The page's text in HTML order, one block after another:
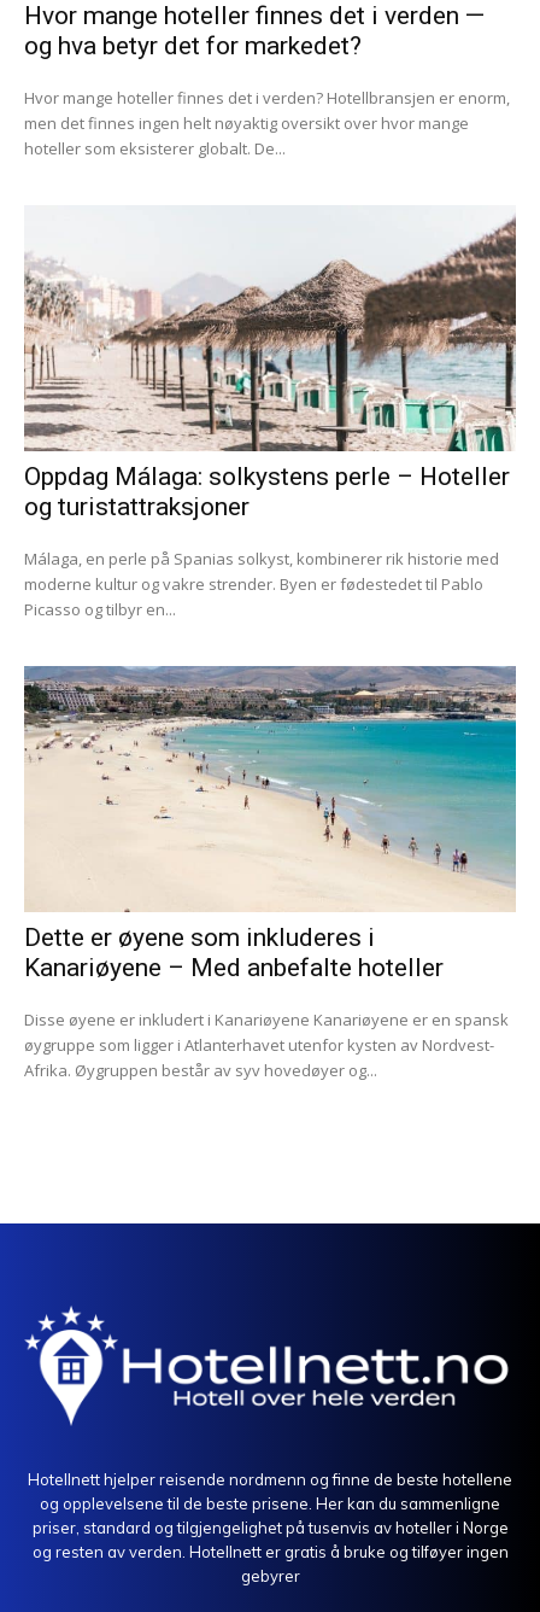
Hvor mange hoteller finnes det i verden —
og hva betyr det for markedet?
Hvor mange hoteller finnes det i verden? Hotellbransjen er enorm,
men det finnes ingen helt nøyaktig oversikt over hvor mange
hoteller som eksisterer globalt. De...
Oppdag Málaga: solkystens perle – Hoteller
og turistattraksjoner
Málaga, en perle på Spanias solkyst, kombinerer rik historie med
moderne kultur og vakre strender. Byen er fødestedet til Pablo
Picasso og tilbyr en...
Dette er øyene som inkluderes i
Kanariøyene – Med anbefalte hoteller
Disse øyene er inkludert i Kanariøyene Kanariøyene er en spansk
øygruppe som ligger i Atlanterhavet utenfor kysten av Nordvest-
Afrika. Øygruppen består av syv hovedøyer og...
Hotellnett hjelper reisende nordmenn og finne de beste hotellene
og opplevelsene til de beste prisene. Her kan du sammenligne
priser, standard og tilgjengelighet på tusenvis av hoteller i Norge
og resten av verden. Hotellnett er gratis å bruke og tilføyer ingen
gebyrer